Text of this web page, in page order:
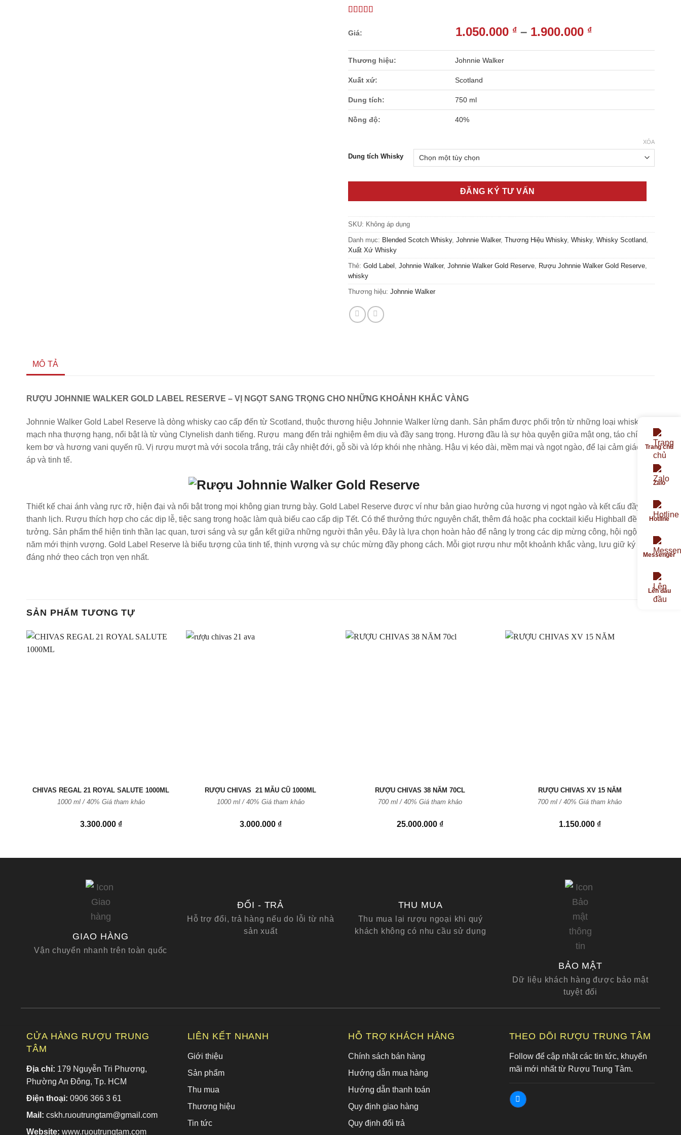
1.050.000 ₫ – 1.900.000 ₫Khoảng
từ
1.050.000 ₫
1.900.000 ₫
Thương hiệu: Johnnie Walker
Xuất xứ: Scotland
Dung tích: 750 ml
Nồng độ: 40%
Dung tích Whisky
XÓA
ĐĂNG KÝ TƯ VẤN
SKU: Không áp dụng
Danh mục: Blended Scotch Whisky, Johnnie Walker, Thương Hiệu Whisky, Whisky, Whisky Scotland,
Xuất Xứ Whisky
Thẻ: Gold Label , Johnnie Walker, Johnnie Walker Gold Reserve, Rượu Johnnie Walker Gold Reserve,
whisky
Thương hiệu: Johnnie Walker
MÔ TẢ
RƯỢU JOHNNIE WALKER GOLD LABEL RESERVE – VỊ NGỌT SANG TRỌNG CHO NHỮNG KHOẢNH KHẮC VÀNG
Johnnie Walker Gold Label Reserve là dòng whisky cao cấp đến từ Scotland, thuộc thương hiệu Johnnie Walker lừng danh. Sản phẩm được phối trộn từ những loại whisky
mạch nha thượng hạng, nổi bật là từ vùng Clynelish danh tiếng. Rượu mang đến trải nghiệm êm dịu và đầy sang trọng. Hương đầu là sự hòa quyện giữa mật ong, táo chín,
kem bơ và hương vani quyến rũ. Vị rượu mượt mà với socola trắng, trái cây nhiệt đới, gỗ sồi và lớp khói nhẹ nhàng. Hậu vị kéo dài, mềm mại và ngọt ngào, để lại cảm giác ấm
áp và tinh tế.
Thiết kế chai ánh vàng rực rỡ, hiện đại và nổi bật trong mọi không gian trưng bày. Gold Label Reserve được ví như bản giao hưởng của hương vị ngọt ngào và kết cấu đầy
thanh lịch. Rượu thích hợp cho các dịp lễ, tiệc sang trọng hoặc làm quà biếu cao cấp dịp Tết. Có thể thưởng thức nguyên chất, thêm đá hoặc pha cocktail kiểu Highball đều lý
tưởng. Sản phẩm thể hiện tinh thần lạc quan, tươi sáng và sự gắn kết giữa những người thân yêu. Đây là lựa chọn hoàn hảo để nâng ly trong các dịp mừng công, hội ngộ hay
năm mới thịnh vượng. Gold Label Reserve là biểu tượng của tinh tế, thịnh vượng và sự chúc mừng đầy phong cách. Mỗi giọt rượu như một khoảnh khắc vàng, lưu giữ ký ức
đáng nhớ theo cách trọn vẹn nhất.
SẢN PHẨM TƯƠNG TỰ
CHIVAS REGAL 21 ROYAL SALUTE 1000ML
3.300.000 ₫
1000 ml / 40% Giá tham khảo
RƯỢU CHIVAS 21 MẪU CŨ 1000ML
3.000.000 ₫
1000 ml / 40% Giá tham khảo
RƯỢU CHIVAS 38 NĂM 70CL
25.000.000 ₫
700 ml / 40% Giá tham khảo
RƯỢU CHIVAS XV 15 NĂM
1.150.000 ₫
700 ml / 40% Giá tham khảo
GIAO HÀNG
Vận chuyển nhanh trên toàn quốc
ĐỔI - TRẢ
Hỗ trợ đổi, trả hàng nếu do lỗi từ nhà
sản xuất
THU MUA
Thu mua lại rượu ngoại khi quý
khách không có nhu cầu sử dụng
BẢO MẬT
Dữ liệu khách hàng được bảo mật
tuyệt đối
CỬA HÀNG RƯỢU TRUNG
TÂM
Địa chỉ: 179 Nguyễn Tri Phương,
Phường An Đông, Tp. HCM
Điện thoại: 0906 366 3 61
Mail: cskh.ruoutrungtam@gmail.com
Website: www.ruoutrungtam.com
LIÊN KẾT NHANH
Giới thiệu
Sản phẩm
Thu mua
Thương hiệu
Tin tức
HỖ TRỢ KHÁCH HÀNG
Chính sách bán hàng
Hướng dẫn mua hàng
Hướng dẫn thanh toán
Quy định giao hàng
Quy định đổi trả
THEO DÕI RƯỢU TRUNG TÂM
Follow để cập nhật các tin tức, khuyến
mãi mới nhất từ Rượu Trung Tâm.
Trang chủ
Zalo
Hotline
Messenger
Lên đầu